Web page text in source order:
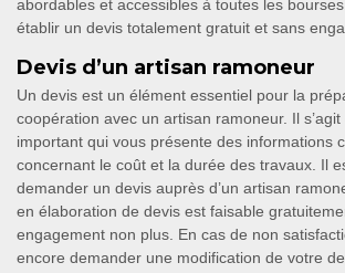
abordables et accessibles à toutes les
établir un devis totalement gratuit et sans
Devis d’un artisan ramoneur
Un devis est un élément essentiel pour la
coopération avec un artisan ramoneur. Il s’agit
important qui vous présente des informations
concernant le coût et la durée des travaux. Il
demander un devis auprès d’un artisan
en élaboration de devis est faisable
engagement non plus. En cas de non
encore demander une modification de votre